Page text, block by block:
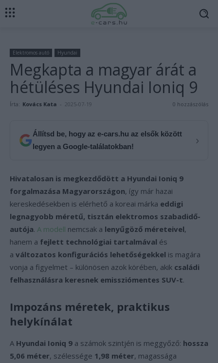
Elektromos autó Hyundai
Megkapta a magyar árát a
hétüléses Hyundai Ioniq 9
Írta: Kovács Kata - 2025-07-19 0 hozzászólás
Állítsd be, hogy az e-cars.hu az elsők között
legyen a Google-találatokban!
›
Hivatalosan is megkezdődött a Hyundai Ioniq 9
forgalmazása Magyarországon, így már hazai
kereskedésekben is elérhető a koreai márka eddigi
legnagyobb méretű, tisztán elektromos szabadidő-
autója. A modell nemcsak a lenyűgöző méreteivel,
hanem a fejlett technológiai tartalmával és
a változatos konfigurációs lehetőségekkel is magára
vonja a figyelmet – különösen azok körében, akik családi
felhasználásra keresnek emissziómentes SUV-t.
Impozáns méretek, praktikus
helykínálat
A Hyundai Ioniq 9 a számok szintjén is meggyőző: hossza
5,06 méter, szélessége 1,98 méter, magassága